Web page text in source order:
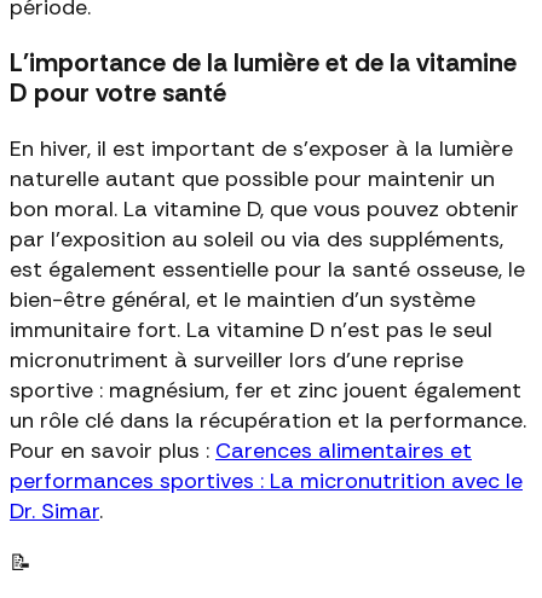
période.
L'importance de la lumière et de la vitamine
D pour votre santé
En hiver, il est important de s'exposer à la lumière
naturelle autant que possible pour maintenir un
bon moral. La vitamine D, que vous pouvez obtenir
par l'exposition au soleil ou via des suppléments,
est également essentielle pour la santé osseuse, le
bien-être général, et le maintien d'un système
immunitaire fort. La vitamine D n'est pas le seul
micronutriment à surveiller lors d'une reprise
sportive : magnésium, fer et zinc jouent également
un rôle clé dans la récupération et la performance.
Pour en savoir plus : Carences alimentaires et
performances sportives : La micronutrition avec le
Dr. Simar.
📝